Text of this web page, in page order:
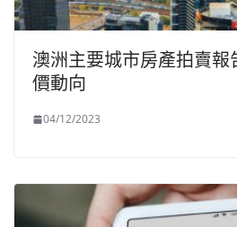
澳洲主要城市房產拍賣報
價動向
04/12/2023